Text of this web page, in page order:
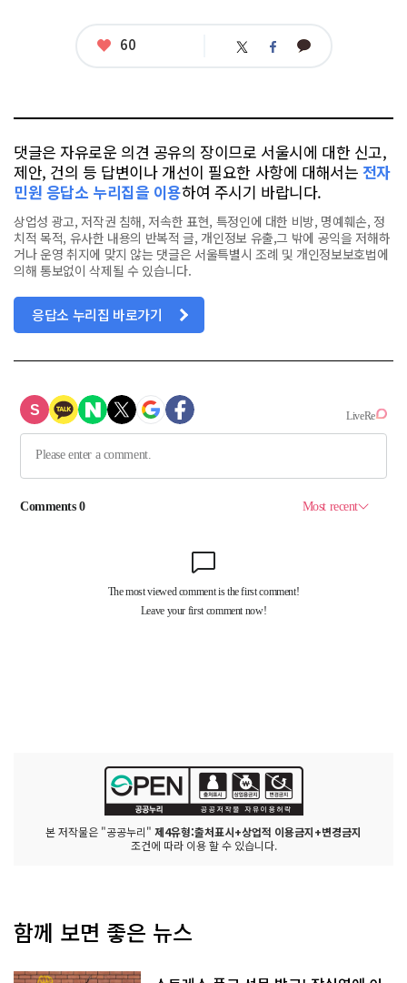
좋
60 트 페 카
댓글은 자유로운 의견 공유의 장이므로 서울시에 대한 신고,
제안, 건의 등 답변이나 개선이 필요한 사항에 대해서는 전자
민원 응답소 누리집을 이용하여 주시기 바랍니다.
상업성 광고, 저작권 침해, 저속한 표현, 특정인에 대한 비방, 명예훼손, 정
치적 목적, 유사한 내용의 반복적 글, 개인정보 유출,그 밖에 공익을 저해하
거나 운영 취지에 맞지 않는 댓글은 서울특별시 조례 및 개인정보보호법에
의해 통보없이 삭제될 수 있습니다.
응답소 누리집 바로가기
본 저작물은 "공공누리" 제4유형:출처표시+상업적 이용금지+변경금지
조건에 따라 이용 할 수 있습니다.
함께 보면 좋은 뉴스